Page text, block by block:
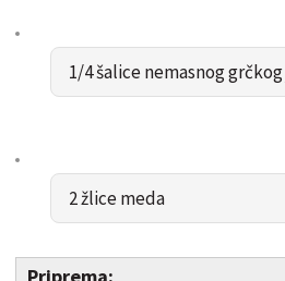
1/4 šalice nemasnog
2 žlice meda
Priprema: